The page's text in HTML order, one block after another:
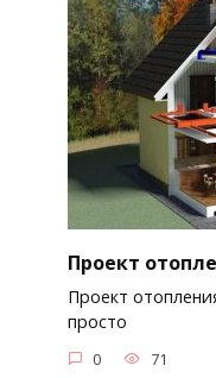
Проект
Проект
просто
0 71